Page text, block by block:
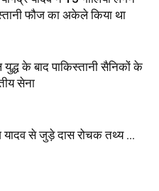
फौज का अकेले किया था
के बाद पाकिस्तानी सैनिकों के
सेना
से जुड़े दास रोचक तथ्य …